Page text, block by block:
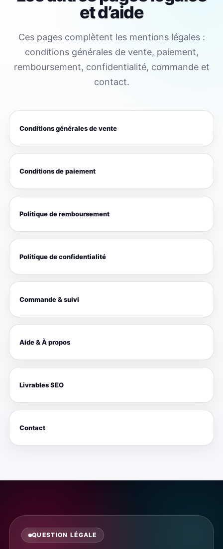
et d’aide
Ces pages complètent les mentions légales :
conditions générales de vente, paiement,
remboursement, confidentialité, commande et
contact.
Conditions générales de vente
Conditions de paiement
Politique de remboursement
Politique de confidentialité
Commande & suivi
Aide & À propos
Livrables SEO
Contact
QUESTION LÉGALE